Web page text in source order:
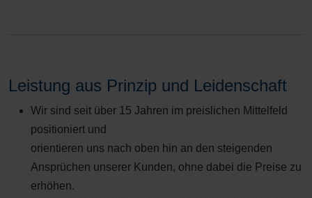
Leistung aus Prinzip und Leidenschaft
Wir sind seit über 15 Jahren im preislichen Mittelfeld
positioniert und
orientieren uns nach oben hin an den steigenden
Ansprüchen unserer Kunden, ohne dabei die Preise zu
erhöhen.